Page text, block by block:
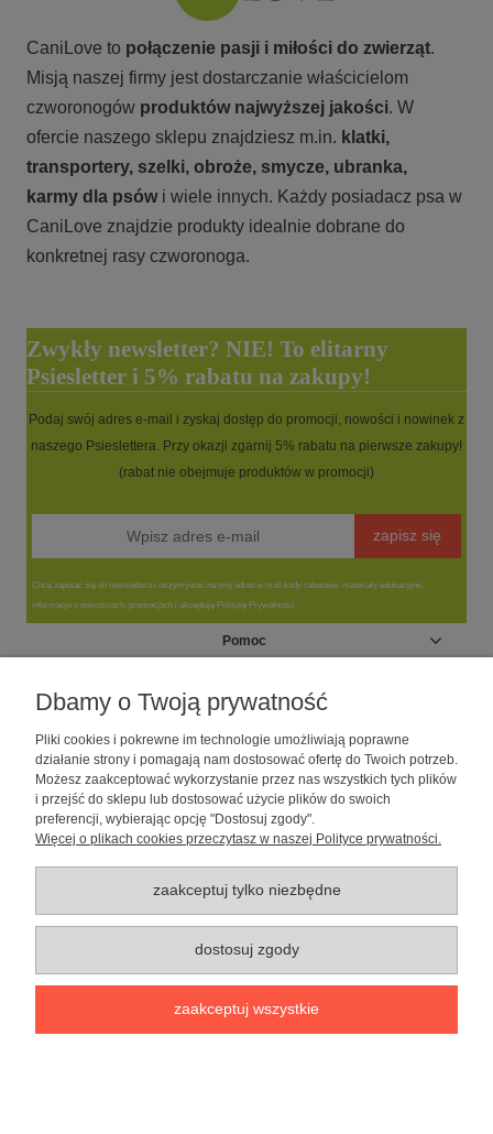
CaniLove to połączenie pasji i miłości do zwierząt.
Misją naszej firmy jest dostarczanie właścicielom
czworonogów produktów najwyższej jakości. W
ofercie naszego sklepu znajdziesz m.in. klatki,
transportery, szelki, obroże, smycze, ubranka,
karmy dla psówi wiele innych. Każdy posiadacz psa w
CaniLove znajdzie produkty idealnie dobrane do
konkretnej rasy czworonoga.
Zwykły newsletter? NIE! To elitarny
Psiesletter i 5% rabatu na zakupy!
Podaj swój adres e-mail i zyskaj dostęp do promocji, nowości i nowinek z
naszego Psieslettera. Przy okazji zgarnij 5% rabatu na pierwsze zakupy!
(rabat nie obejmuje produktów w promocji)
zapisz się
Chcę zapisać się do newslettera i otrzymywać na mój adres e-mail kody rabatowe, materiały edukacyjne,
informacje o nowościach, promocjach i akceptuję Politykę Prywatności.
Pomoc
Moje konto
Informacje
O nas
Sklep dla psów caniLOVE| NIP: 5251057141 | ul. Strzelecka 54/56, 64-
010 Krzywiń, woj. wielkopolskie | telefon: 600 189 631, e-mail:
sklep@canilove.pl
Realizacja:Centrum Usług E-Commerce Łukasz Wiśniewski2021 |
Oprogramowanie:Shoper
Sklep internetowy Shoper Premium
Dbamy o Twoją prywatność
Pliki cookies i pokrewne im technologie umożliwiają poprawne
działanie strony i pomagają nam dostosować ofertę do Twoich potrzeb.
Możesz zaakceptować wykorzystanie przez nas wszystkich tych plików
i przejść do sklepu lub dostosować użycie plików do swoich
preferencji, wybierając opcję "Dostosuj zgody".
Więcej o plikach cookies przeczytasz w naszej Polityce prywatności.
zaakceptuj tylko niezbędne
dostosuj zgody
zaakceptuj wszystkie